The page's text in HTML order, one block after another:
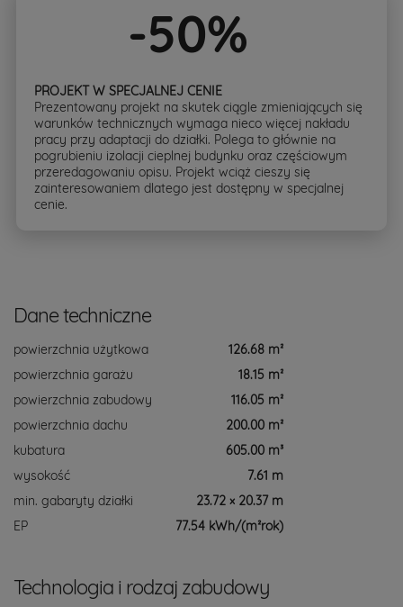
-50%
PROJEKT W SPECJALNEJ CENIE
Prezentowany projekt na skutek ciągle zmieniających się
warunków technicznych wymaga nieco więcej nakładu
pracy przy adaptacji do działki. Polega to głównie na
pogrubieniu izolacji cieplnej budynku oraz częściowym
przeredagowaniu opisu. Projekt wciąż cieszy się
zainteresowaniem dlatego jest dostępny w specjalnej
cenie.
Dane techniczne
powierzchnia użytkowa
126.68 m²
powierzchnia garażu
18.15 m²
powierzchnia zabudowy
116.05 m²
powierzchnia dachu
200.00 m²
kubatura
605.00 m³
wysokość
7.61 m
min. gabaryty działki
23.72 × 20.37 m
EP
77.54 kWh/(m²rok)
Technologia i rodzaj zabudowy